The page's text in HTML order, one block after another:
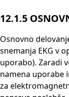
12.1.5
Osnovno
snemanja EKG v
uporabo). Zaradi
namena uporabe
za